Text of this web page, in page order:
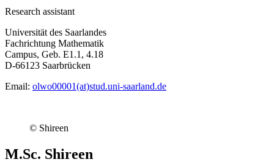
Research assistant
Universität des Saarlandes
Fachrichtung Mathematik
Campus, Geb. E1.1, 4.18
D-66123 Saarbrücken
Email: olwo00001(at)stud.uni-saarland.de
© Shireen
M.Sc. Shireen